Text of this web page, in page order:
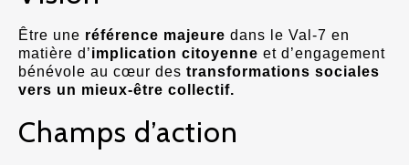
Être une référence majeure dans le Val-7 en
matière d’implication citoyenne et d’engagement
bénévole au cœur des transformations sociales
vers un mieux-être collectif.
Champs d’action